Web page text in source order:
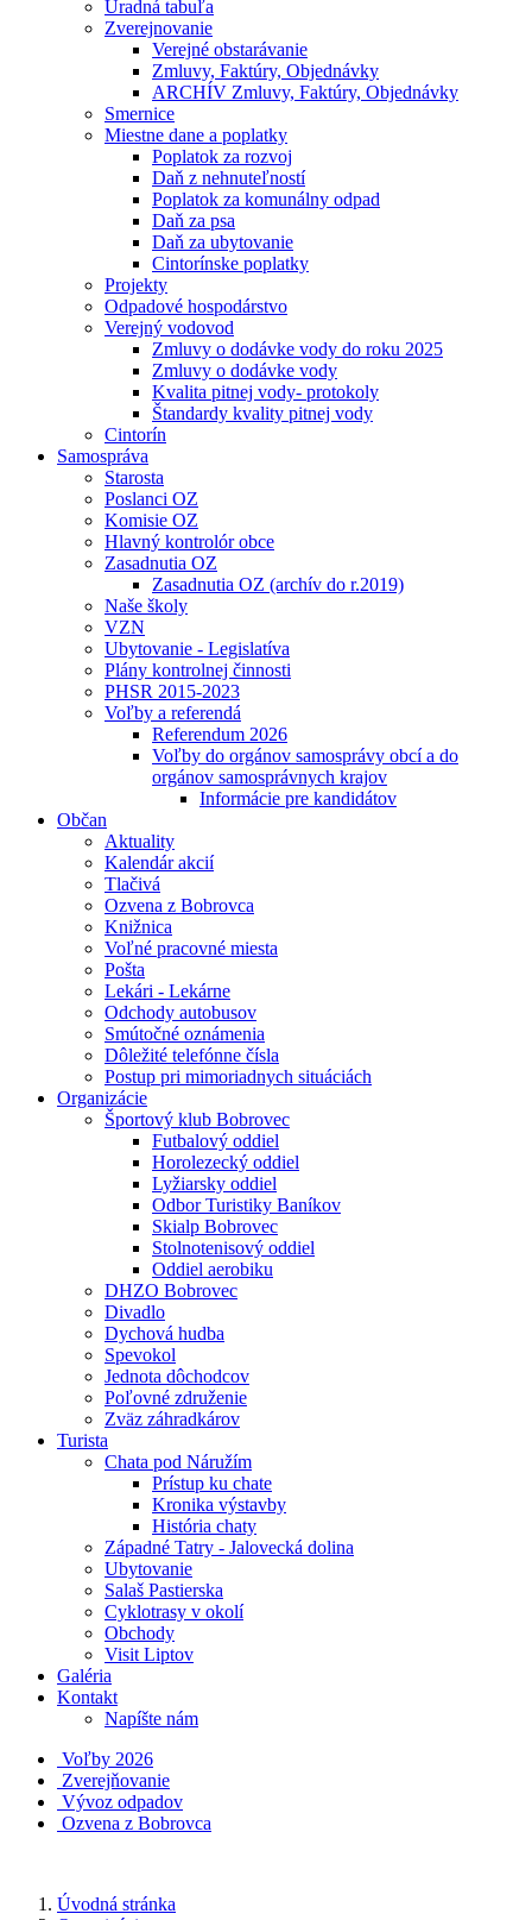
Úradná tabuľa
Zverejnovanie
Verejné obstarávanie
Zmluvy, Faktúry, Objednávky
ARCHÍV Zmluvy, Faktúry, Objednávky
Smernice
Miestne dane a poplatky
Poplatok za rozvoj
Daň z nehnuteľností
Poplatok za komunálny odpad
Daň za psa
Daň za ubytovanie
Cintorínske poplatky
Projekty
Odpadové hospodárstvo
Verejný vodovod
Zmluvy o dodávke vody do roku 2025
Zmluvy o dodávke vody
Kvalita pitnej vody- protokoly
Štandardy kvality pitnej vody
Cintorín
Samospráva
Starosta
Poslanci OZ
Komisie OZ
Hlavný kontrolór obce
Zasadnutia OZ
Zasadnutia OZ (archív do r.2019)
Naše školy
VZN
Ubytovanie - Legislatíva
Plány kontrolnej činnosti
PHSR 2015-2023
Voľby a referendá
Referendum 2026
Voľby do orgánov samosprávy obcí a do
orgánov samosprávnych krajov
Informácie pre kandidátov
Občan
Aktuality
Kalendár akcií
Tlačivá
Ozvena z Bobrovca
Knižnica
Voľné pracovné miesta
Pošta
Lekári - Lekárne
Odchody autobusov
Smútočné oznámenia
Dôležité telefónne čísla
Postup pri mimoriadnych situáciách
Organizácie
Športový klub Bobrovec
Futbalový oddiel
Horolezecký oddiel
Lyžiarsky oddiel
Odbor Turistiky Baníkov
Skialp Bobrovec
Stolnotenisový oddiel
Oddiel aerobiku
DHZO Bobrovec
Divadlo
Dychová hudba
Spevokol
Jednota dôchodcov
Poľovné združenie
Zväz záhradkárov
Turista
Chata pod Náružím
Prístup ku chate
Kronika výstavby
História chaty
Západné Tatry - Jalovecká dolina
Ubytovanie
Salaš Pastierska
Cyklotrasy v okolí
Obchody
Visit Liptov
Galéria
Kontakt
Napíšte nám
Voľby 2026
Zverejňovanie
Vývoz odpadov
Ozvena z Bobrovca
Úvodná stránka